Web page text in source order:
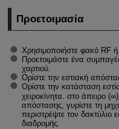
Προετοιμασία
Χρησιμοποιήστε φακό RF
Προετοιμάστε ένα
χαρτιού.
Ορίστε την εστιακή
Ορίστε την κατάσταση
χειροκίνητα. στο άπειρο
απόστασης, γυρίστε τη
περιστρέψτε τον δακτύλιο
διαδρομής.